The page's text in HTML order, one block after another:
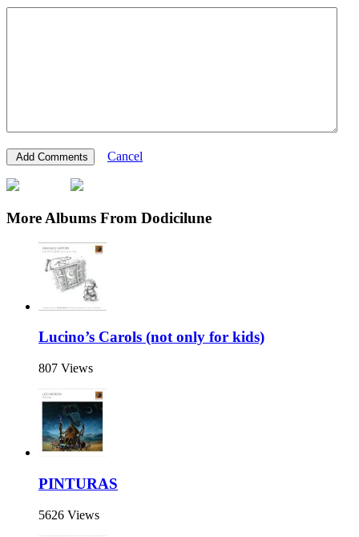
Cancel
More Albums From Dodicilune
Lucino’s Carols (not only for kids)
807 Views
PINTURAS
5626 Views